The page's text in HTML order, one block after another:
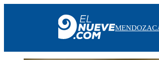
MENDOZA